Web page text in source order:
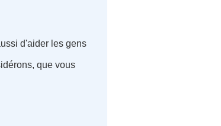
d'aider les gens
que vous